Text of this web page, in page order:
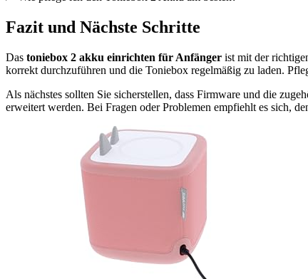
Fazit und Nächste Schritte
Das toniebox 2 akku einrichten für Anfänger ist mit der
korrekt durchzuführen und die Toniebox regelmäßig zu laden.
Als nächstes sollten Sie sicherstellen, dass Firmware und die
erweitert werden. Bei Fragen oder Problemen empfiehlt es sich,